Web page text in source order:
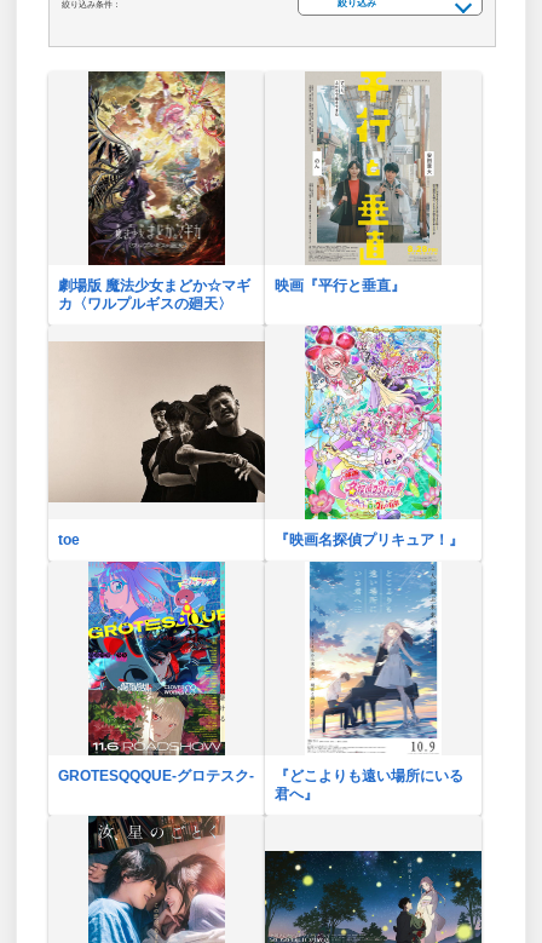
絞り込み条件： 絞り込み
劇場版 魔法少女まどか☆マギ
カ〈ワルプルギスの廻天〉
映画『平行と垂直』
toe 『映画名探偵プリキュア！』
GROTESQQQUE-グロテスク-
『どこよりも遠い場所にいる
君へ』